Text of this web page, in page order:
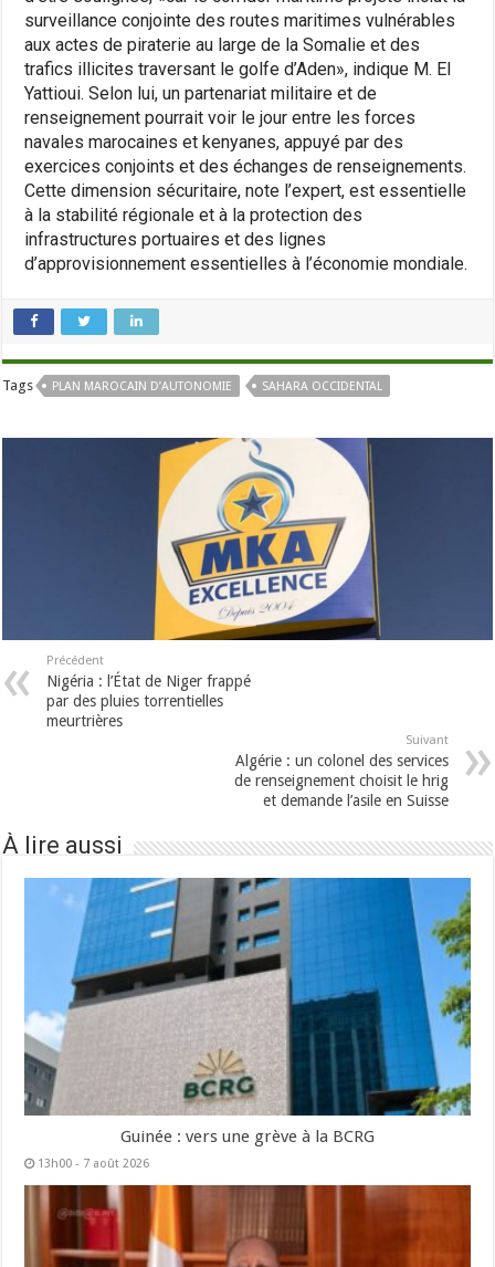
surveillance conjointe des routes maritimes vulnérables
aux actes de piraterie au large de la Somalie et des
trafics illicites traversant le golfe d’Aden», indique M. El
Yattioui. Selon lui, un partenariat militaire et de
renseignement pourrait voir le jour entre les forces
navales marocaines et kenyanes, appuyé par des
exercices conjoints et des échanges de renseignements.
Cette dimension sécuritaire, note l’expert, est essentielle
à la stabilité régionale et à la protection des
infrastructures portuaires et des lignes
d’approvisionnement essentielles à l’économie mondiale.
Tags PLAN MAROCAIN D’AUTONOMIE SAHARA OCCIDENTAL
Précédent
Nigéria : l’État de Niger frappé
par des pluies torrentielles
meurtrières
Suivant
Algérie : un colonel des services
de renseignement choisit le hrig
et demande l’asile en Suisse
À lire aussi
Guinée : vers une grève à la BCRG
13h00 - 7 août 2026